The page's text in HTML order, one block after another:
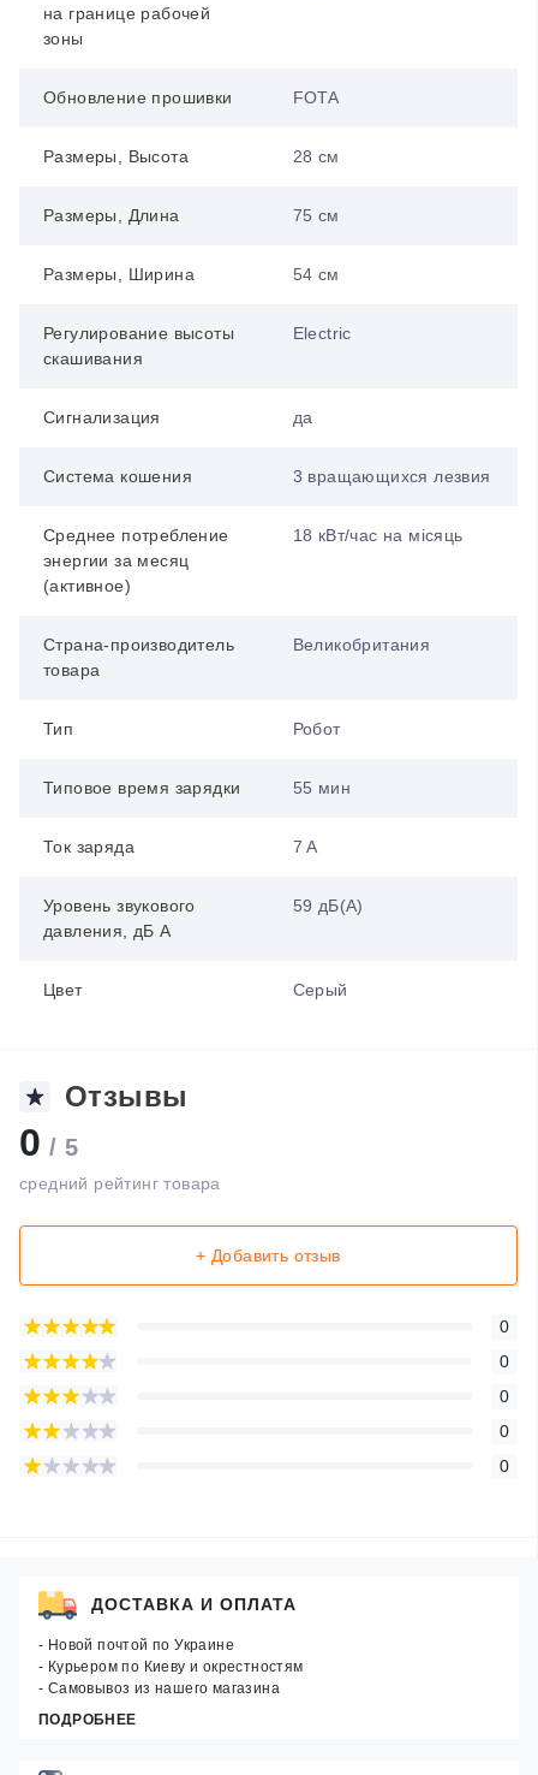
на границе рабочей
зоны
Обновление прошивки FOTA
Размеры, Высота 28 см
Размеры, Длина 75 см
Размеры, Ширина 54 см
Регулирование высоты
скашивания
Electric
Сигнализация да
Система кошения 3 вращающихся лезвия
Среднее потребление
энергии за месяц
(активное)
18 кВт/час на місяць
Страна-производитель
товара
Великобритания
Тип Робот
Типовое время зарядки 55 мин
Ток заряда 7 A
Уровень звукового
давления, дБ A
59 дБ(А)
Цвет Серый
Отзывы
0 / 5
средний рейтинг товара
+ Добавить отзыв
0
0
0
0
0
ДОСТАВКА И ОПЛАТА
- Новой почтой по Украине
- Курьером по Киеву и окрестностям
- Самовывоз из нашего магазина
ПОДРОБНЕЕ